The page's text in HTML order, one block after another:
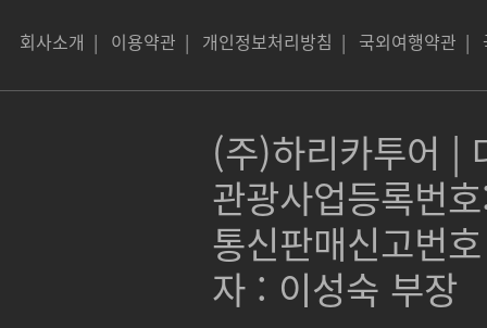
회사소개 | 이용약관 | 개인정보처리방침 | 국외여행약관 |
(주)하리카투어 |
관광사업등록번
통신판매신고번
자 : 이성숙 부장